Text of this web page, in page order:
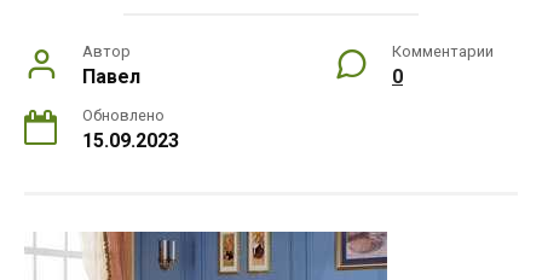
Автор
Павел
Комментарии
0
Обновлено
15.09.2023